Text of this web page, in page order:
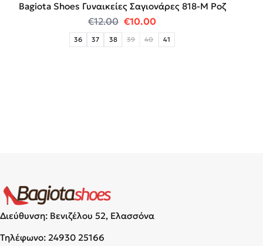
Bagiota Shoes Γυναικείες Σαγιονάρες 818-Μ Ροζ
€12.00 Original price was: €12.00.
€10.00Η τρέχουσα τιμή
36 37 38 39 40 41
Διεύθυνση: Βενιζέλου 52, Ελασσόνα
Τηλέφωνο: 24930 25166